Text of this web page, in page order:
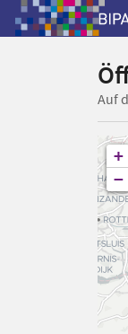
Auf
+
−